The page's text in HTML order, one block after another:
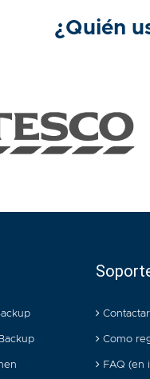
¿Quién
Como
FAQ (en